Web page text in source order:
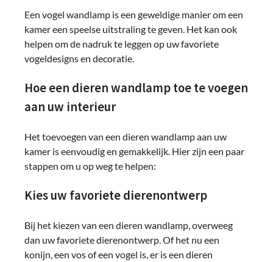
Een vogel wandlamp is een geweldige manier om een ​​
kamer een speelse uitstraling te geven. Het kan ook
helpen om de nadruk te leggen op uw favoriete
vogeldesigns en decoratie.
Hoe een dieren wandlamp toe te voegen
aan uw interieur
Het toevoegen van een dieren wandlamp aan uw
kamer is eenvoudig en gemakkelijk. Hier zijn een paar
stappen om u op weg te helpen:
Kies uw favoriete dierenontwerp
Bij het kiezen van een dieren wandlamp, overweeg
dan uw favoriete dierenontwerp. Of het nu een
konijn, een vos of een vogel is, er is een dieren